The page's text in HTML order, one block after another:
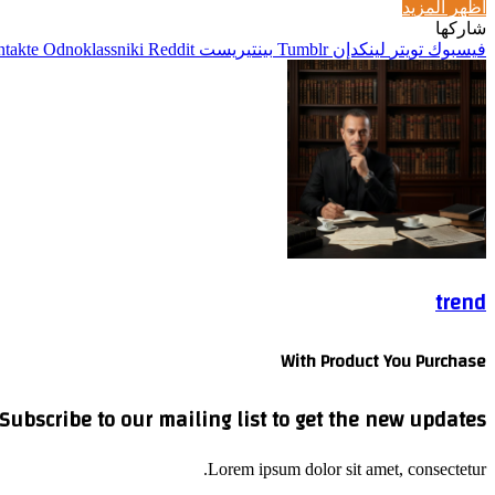
اظهر المزيد
شاركها
فيسبوك تويتر لينكدإن بينتيريست Odnoklassniki
trend
With Product You Purchase
Subscribe to our mailing list to get the new updates!
Lorem ipsum dolor sit amet, consectetur.